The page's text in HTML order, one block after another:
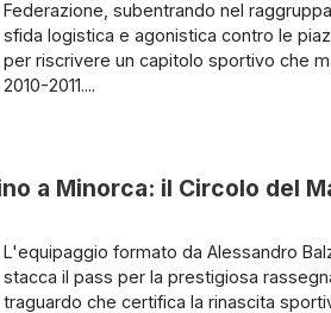
Federazione, subentrando nel
sfida logistica e agonistica contro le
per riscrivere un capitolo sportivo che
2010-2011....
a Minorca: il Circolo del
L'equipaggio formato da Alessandro
stacca il pass per la prestigiosa
traguardo che certifica la rinascita